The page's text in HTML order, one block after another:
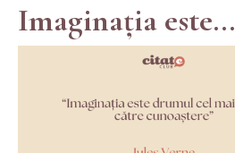
Imaginația este...